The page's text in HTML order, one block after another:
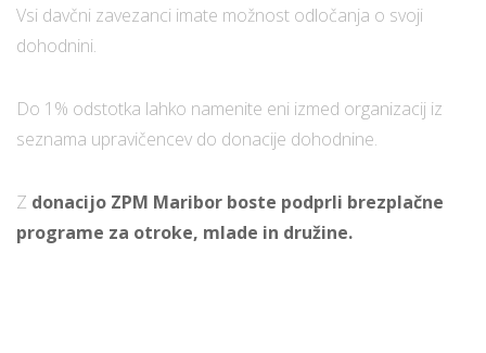
Vsi davčni zavezanci imate možnost odločanja o svoji
dohodnini.
Do 1% odstotka lahko namenite eni izmed organizacij iz
seznama upravičencev do donacije dohodnine.
Z donacijo ZPM Maribor boste podprli brezplačne
programe za otroke, mlade in družine.